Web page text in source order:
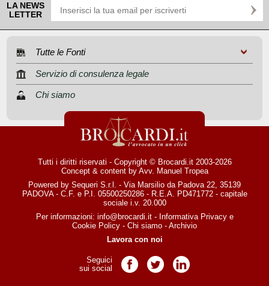
LA NEWS
LETTER
Tutte le Fonti
Servizio di consulenza legale
Chi siamo
Tutti i diritti riservati - Copyright © Brocardi.it 2003-2026
Concept & content by Avv. Manuel Tropea
Powered by Sequeri S.r.l. - Via Marsilio da Padova 22, 35139
PADOVA - C.F. e P.I. 05500250286 - R.E.A. PD471772 - capitale
sociale i.v. 20.000
Per informazioni: info@brocardi.it- Informativa Privacye
Cookie Policy - Chi siamo - Archivio
Lavora con noi
Seguici
sui social
Pagina Facebook
Pagina TwitterPagina LinkedIn